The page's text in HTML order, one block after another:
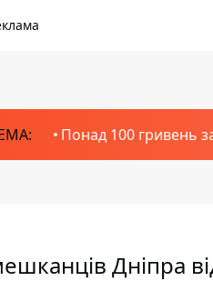
Понад 100 гривень
Дніпра